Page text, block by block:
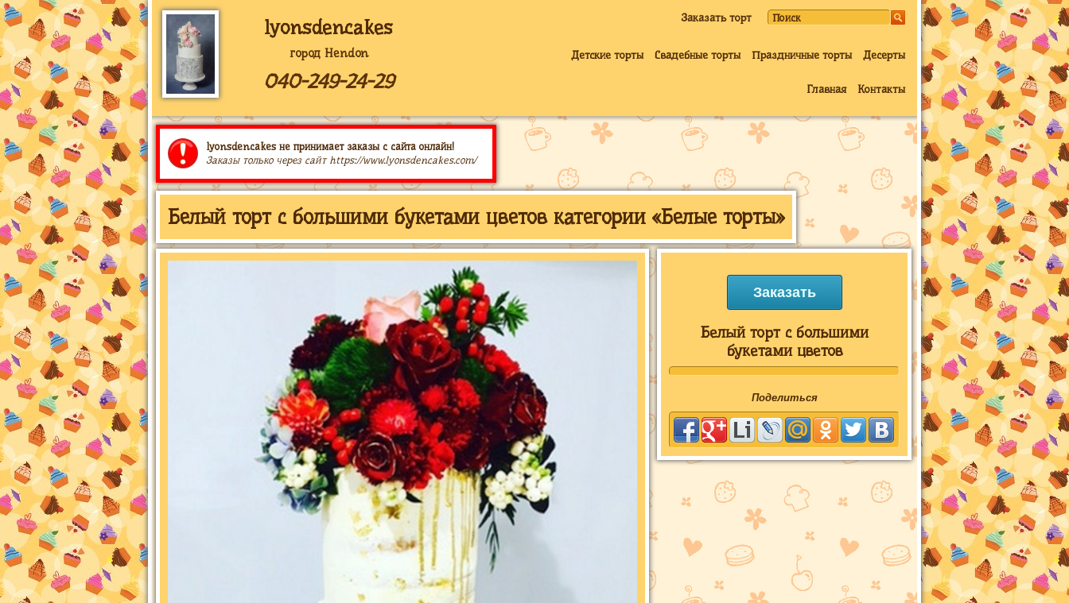
lyonsdencakes
город Hendon
040-249-24-29
Заказать торт
Детские торты Свадебные торты Праздничные торты Десерты
Главная Контакты
lyonsdencakes не принимает заказы с сайта онлайн!
Заказы только через сайт https://www.lyonsdencakes.com/
Белый торт с большими букетами цветов категории «Белые торты»
Заказать
Белый торт с большими
букетами цветов
Поделиться